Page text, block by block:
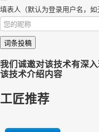
填表人（默认为登录用户名，如
词条投稿
我们诚邀对该技术有深
该技术介绍内容
工匠推荐